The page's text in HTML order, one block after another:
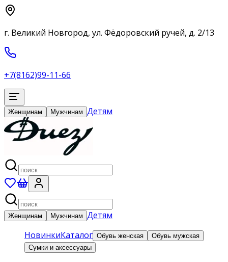
г. Великий Новгород, ул. Фёдоровский ручей, д. 2/13
+7(8162)99-11-66
Женщинам Мужчинам Детям
Женщинам Мужчинам Детям
НовинкиКаталог Обувь женская
Обувь мужская
Сумки и аксессуары